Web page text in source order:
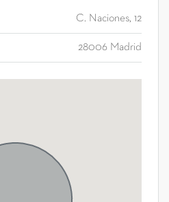
C. Naciones, 12
28006 Madrid